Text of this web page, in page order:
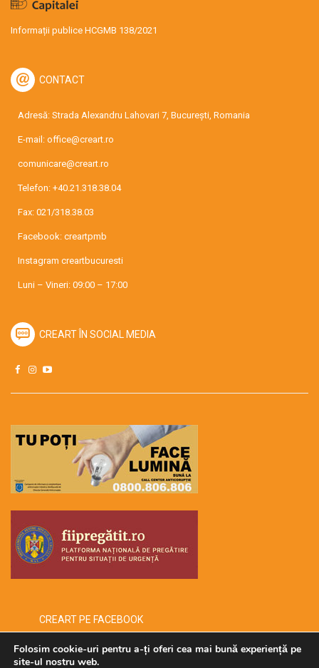
Informații publice HCGMB 138/2021
CONTACT
Adresă: Strada Alexandru Lahovari 7, București, Romania
E-mail: office@creart.ro
comunicare@creart.ro
Telefon: +40.21.318.38.04
Fax: 021/318.38.03
Facebook: creartpmb
Instagram creartbucuresti
Luni – Vineri: 09:00 – 17:00
CREART ÎN SOCIAL MEDIA
CREART PE FACEBOOK
Folosim cookie-uri pentru a-ți oferi cea mai bună experiență pe
site-ul nostru web.